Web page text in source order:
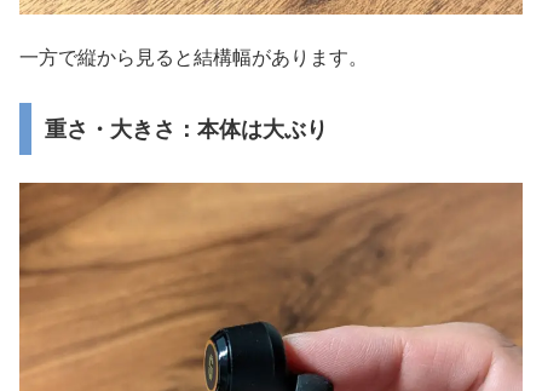
一方で縦から見ると結構幅があります。
重さ・大きさ：本体は大ぶり